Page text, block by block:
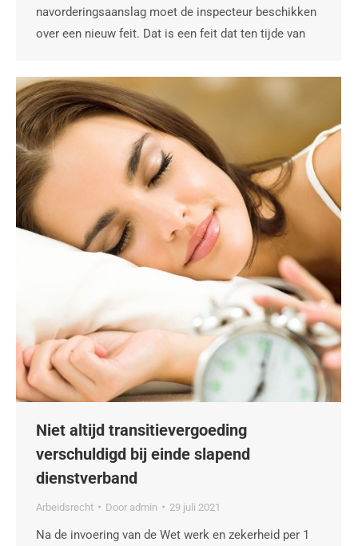
navorderingsaanslag moet de inspecteur beschikken
over een nieuw feit. Dat is een feit dat ten tijde van
Niet altijd transitievergoeding
verschuldigd bij einde slapend
dienstverband
Arbeidsrecht Door admin 29 juli 2021
Na de invoering van de Wet werk en zekerheid per 1